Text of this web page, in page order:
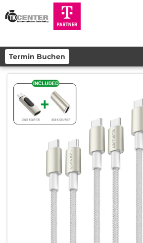
Termin Buchen